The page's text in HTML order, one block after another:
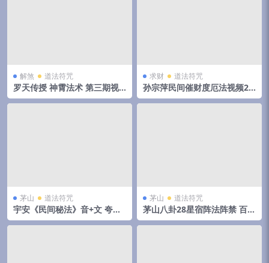
解煞 道法符咒
罗天传授 神霄法术 第三期视
频5集+2个讲义pdf 夸克网盘
下载！
求财 道法符咒
孙宗萍民间催财度厄法视频2
集+资料+图片 百度云下载！
茅山 道法符咒
宇安《民间秘法》音+文 夸克
网盘下载
茅山 道法符咒
茅山八卦28星宿阵法阵‬禁 百度
网盘下载